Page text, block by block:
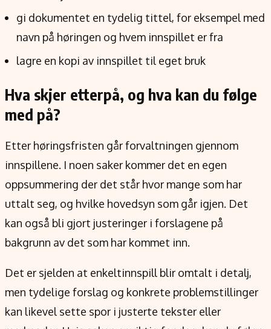
gi dokumentet en tydelig tittel, for eksempel med
navn på høringen og hvem innspillet er fra
lagre en kopi av innspillet til eget bruk
Hva skjer etterpå, og hva kan du følge
med på?
Etter høringsfristen går forvaltningen gjennom
innspillene. I noen saker kommer det en egen
oppsummering der det står hvor mange som har
uttalt seg, og hvilke hovedsyn som går igjen. Det
kan også bli gjort justeringer i forslagene på
bakgrunn av det som har kommet inn.
Det er sjelden at enkeltinnspill blir omtalt i detalj,
men tydelige forslag og konkrete problemstillinger
kan likevel sette spor i justerte tekster eller